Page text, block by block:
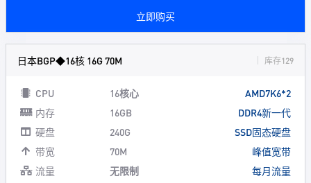
立即购买
日本BGP◆16核 16G 70M 库存129
CPU 16核心
AMD7K6*2
内存
16GB
DDR4新一代
硬盘
240G
SSD固态硬盘
带宽
70M
峰值宽带
流量
无限制
每月流量